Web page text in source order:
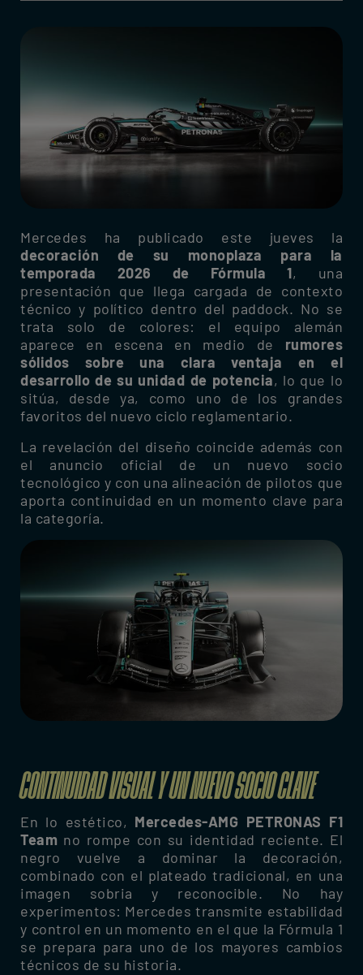
Mercedes ha publicado este jueves la
decoración de su monoplaza para la
temporada 2026 de Fórmula 1, una
presentación que llega cargada de contexto
técnico y político dentro del paddock. No se
trata solo de colores: el equipo alemán
aparece en escena en medio de rumores
sólidos sobre una clara ventaja en el
desarrollo de su unidad de potencia, lo que lo
sitúa, desde ya, como uno de los grandes
favoritos del nuevo ciclo reglamentario.
La revelación del diseño coincide además con
el anuncio oficial de un nuevo socio
tecnológico y con una alineación de pilotos que
aporta continuidad en un momento clave para
la categoría.
CONTINUIDAD VISUAL Y UN NUEVO SOCIO CLAVE
En lo estético, Mercedes-AMG PETRONAS F1
Team no rompe con su identidad reciente. El
negro vuelve a dominar la decoración,
combinado con el plateado tradicional, en una
imagen sobria y reconocible. No hay
experimentos: Mercedes transmite estabilidad
y control en un momento en el que la Fórmula 1
se prepara para uno de los mayores cambios
técnicos de su historia.